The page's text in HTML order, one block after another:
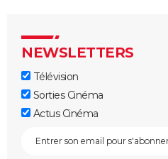
NEWSLETTERS
Télévision
Sorties Cinéma
Actus Cinéma